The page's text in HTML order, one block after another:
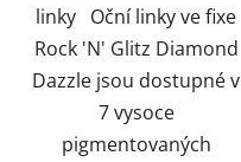
linky Oční linky ve fixe
Rock 'N' Glitz Diamond
Dazzle jsou dostupné v
7 vysoce
pigmentovaných